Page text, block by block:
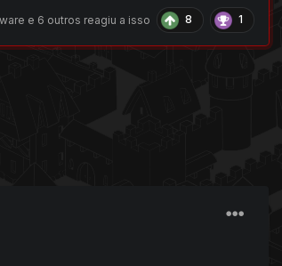
e 6 outros reagiu a isso 8 1